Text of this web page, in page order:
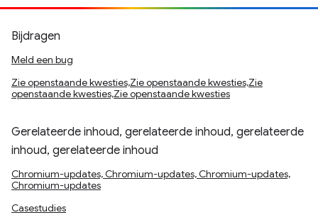
Bijdragen
Meld een bug
Zie openstaande kwesties,Zie openstaande kwesties,Zie
openstaande kwesties,Zie openstaande kwesties
Gerelateerde inhoud, gerelateerde inhoud, gerelateerde
inhoud, gerelateerde inhoud
Chromium-updates, Chromium-updates, Chromium-updates,
Chromium-updates
Casestudies